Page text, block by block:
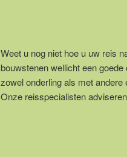
Weet u nog niet hoe u uw reis
bouwstenen wellicht een
zowel onderling als met
Onze reisspecialisten